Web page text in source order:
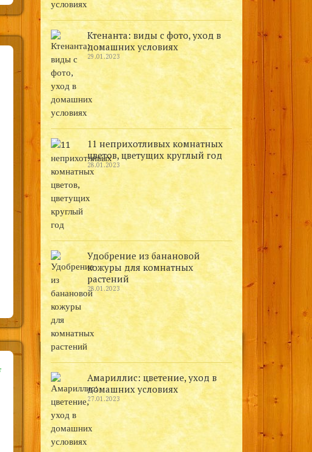
Ктенанта: виды с фото, уход в
домашних условиях
29.01.2023
11 неприхотливых комнатных
цветов, цветущих круглый год
28.01.2023
Удобрение из банановой
кожуры для комнатных
растений
28.01.2023
Амариллис: цветение, уход в
домашних условиях
27.01.2023